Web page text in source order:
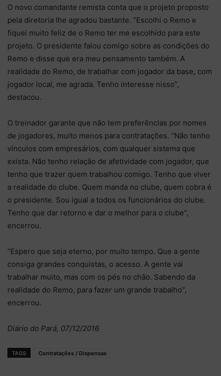
O novo comandante remista conta que o projeto proposto
pela diretoria lhe agradou bastante. “Escolhi o Remo e
fiquei muito feliz de o Remo ter me escolhido para este
projeto. O presidente falou comigo sobre as condições do
Remo e disse que era meu pensamento também. A
realidade do Remo, de trabalhar com jogador da base, com
jogador local, me agrada. Tenho interesse nisso”,
destacou.
O treinador garante que não tem preferências por nomes
de jogadores, muito menos para contratações. “Não tenho
vínculos com empresários, com qualquer sistema que
exista. Não tenho relação de afetividade com jogador, que
tenho que trazer quem trabalhou comigo. Tenho que viver
a realidade do clube. Quem manda no clube, quem cobra é
o presidente. Sou igual a todos os funcionários do clube.
Tenho que dar retorno e dar o melhor para o clube”,
encerrou.
“Espero que seja eterno, por muito tempo. Que a gente
consiga grandes conquistas, o acesso. A gente vai
trabalhar muito, mas com os pés no chão. Sabendo da
realidade do Remo, para fazer um grande trabalho”,
encerrou.
Diário do Pará, 07/12/2016
TAGS Contratações / Dispensas